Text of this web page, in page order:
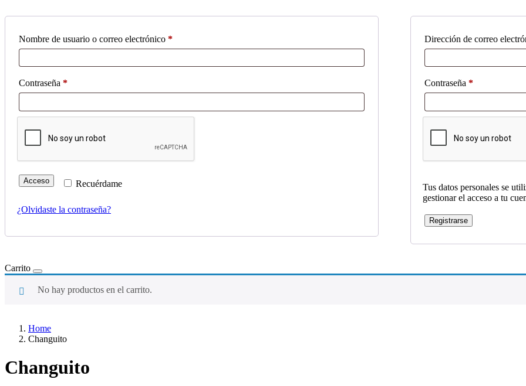
Nombre de usuario o correo electrónico *Obligatorio
Contraseña *Obligatorio
Recuérdame
Acceso
¿Olvidaste la contraseña?
Dirección de correo
Contraseña *Obligatorio
Tus datos personales se
gestionar el acceso a tu
Registrarse
Carrito
No hay productos en el carrito.
Home
Changuito
Changuito